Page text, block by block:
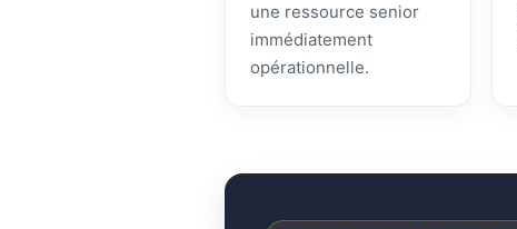
une ressource senior
immédiatement
opérationnelle.